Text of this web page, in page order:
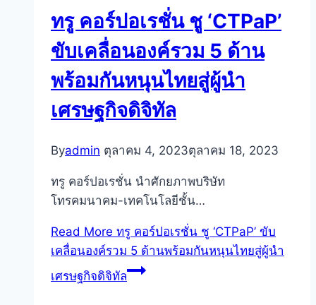
ทรู คอร์ปอเรชั่น ชู ‘CTPaP’
ขับเคลื่อนองค์รวม 5 ด้าน
พร้อมกันหนุนไทยสู่ผู้นำ
เศรษฐกิจดิจิทัล
Byadmin ตุลาคม 4, 2023ตุลาคม 18, 2023
ทรู คอร์ปอเรชั่น นำศักยภาพบริษัท
โทรคมนาคม-เทคโนโลยีชั้น…
Read More ทรู คอร์ปอเรชั่น ชู ‘CTPaP’ ขับ
เคลื่อนองค์รวม 5 ด้านพร้อมกันหนุนไทยสู่ผู้นำ
เศรษฐกิจดิจิทัล